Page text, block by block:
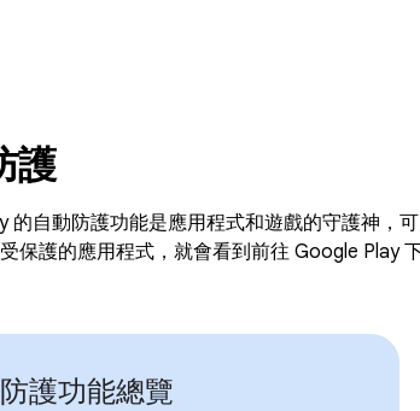
護
的自動防護功能是應用程式和遊戲的守護神，
保護的應用程式，就會看到前往 Google Play
護功能總覽